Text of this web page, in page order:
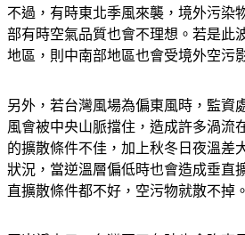
不過，有時東北季風來襲，境外污染
部有時空氣品質也會不理想。若是此
另外，若台灣風場為偏東風時，監資
風會被中央山脈擋住，造成許多渦流
的擴散條件不佳，加上秋冬日夜溫差
狀況，當逆溫層偏低時也會造成垂直